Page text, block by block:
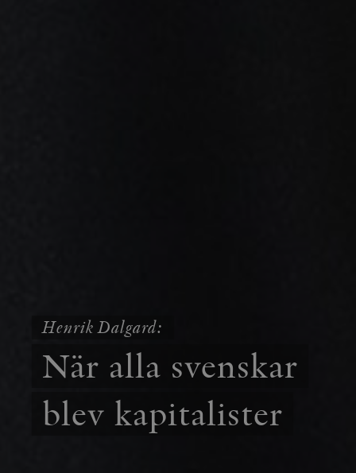
Henrik Dalgard:
När alla svenskar
blev kapitalister